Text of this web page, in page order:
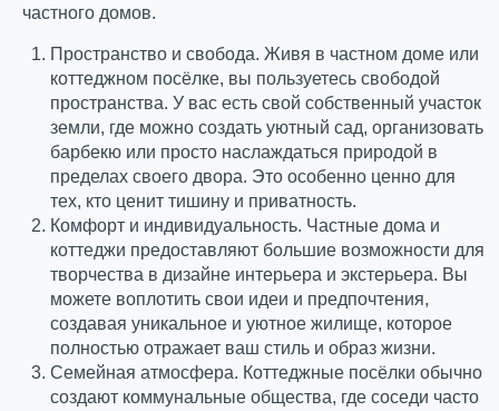
частного домов.
Пространство и свобода. Живя в частном доме или
коттеджном посёлке, вы пользуетесь свободой
пространства. У вас есть свой собственный участок
земли, где можно создать уютный сад, организовать
барбекю или просто наслаждаться природой в
пределах своего двора. Это особенно ценно для
тех, кто ценит тишину и приватность.
Комфорт и индивидуальность. Частные дома и
коттеджи предоставляют большие возможности для
творчества в дизайне интерьера и экстерьера. Вы
можете воплотить свои идеи и предпочтения,
создавая уникальное и уютное жилище, которое
полностью отражает ваш стиль и образ жизни.
Семейная атмосфера. Коттеджные посёлки обычно
создают коммунальные общества, где соседи часто